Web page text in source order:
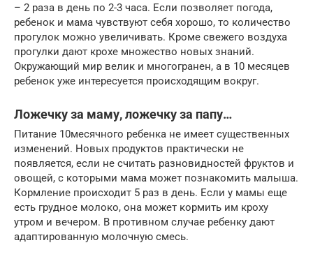
– 2 раза в день по 2-3 часа. Если позволяет погода,
ребенок и мама чувствуют себя хорошо, то количество
прогулок можно увеличивать. Кроме свежего воздуха
прогулки дают крохе множество новых знаний.
Окружающий мир велик и многогранен, а в 10 месяцев
ребенок уже интересуется происходящим вокруг.
Ложечку за маму, ложечку за папу…
Питание 10месячного ребенка не имеет существенных
изменений. Новых продуктов практически не
появляется, если не считать разновидностей фруктов и
овощей, с которыми мама может познакомить малыша.
Кормление происходит 5 раз в день. Если у мамы еще
есть грудное молоко, она может кормить им кроху
утром и вечером. В противном случае ребенку дают
адаптированную молочную смесь.